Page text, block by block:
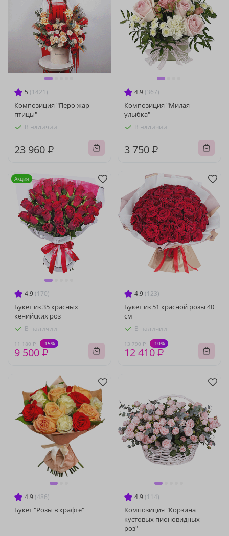
5 (1421)
Композиция "Перо жар-
птицы"
В наличии
23 960 ₽
4.9 (367)
Композиция "Милая
улыбка"
В наличии
3 750 ₽
4.9 (170)
Букет из 35 красных
кенийских роз
В наличии
11 180 ₽ -15%
9 500 ₽
Акция
4.9 (123)
Букет из 51 красной розы 40
см
В наличии
13 790 ₽ -10%
12 410 ₽
4.9 (486)
Букет "Розы в крафте"
4.9 (114)
Композиция "Корзина
кустовых пионовидных
роз"